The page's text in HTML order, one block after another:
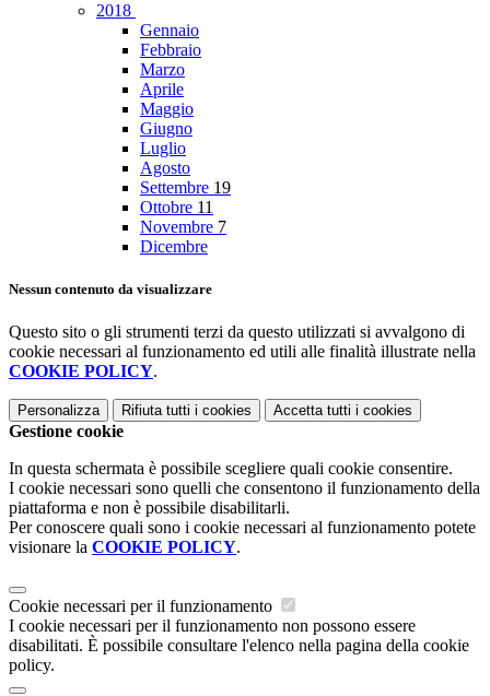
2018
Gennaio
Febbraio
Marzo
Aprile
Maggio
Giugno
Luglio
Agosto
Settembre 19
Ottobre 11
Novembre 7
Dicembre
Nessun contenuto da visualizzare
Questo sito o gli strumenti terzi da questo utilizzati si avvalgono di
cookie necessari al funzionamento ed utili alle finalità illustrate nella
COOKIE POLICY.
Personalizza Rifiuta tutti i cookies Accetta tutti i cookies
Gestione cookie
In questa schermata è possibile scegliere quali cookie consentire.
I cookie necessari sono quelli che consentono il funzionamento della
piattaforma e non è possibile disabilitarli.
Per conoscere quali sono i cookie necessari al funzionamento potete
visionare la COOKIE POLICY.
Cookie necessari per il funzionamento
I cookie necessari per il funzionamento non possono essere
disabilitati. È possibile consultare l'elenco nella pagina della cookie
policy.